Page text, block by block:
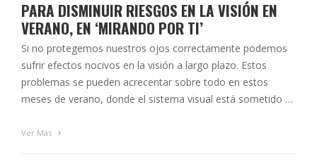
PARA DISMINUIR RIESGOS EN LA VISIÓN EN
VERANO, EN ‘MIRANDO POR TI’
Si no protegemos nuestros ojos correctamente podemos
sufrir efectos nocivos en la visión a largo plazo. Estos
problemas se pueden acrecentar sobre todo en estos
meses de verano, donde el sistema visual está sometido a
tiempo al aire libre. Además, esta incidencia es más …
Ver Más